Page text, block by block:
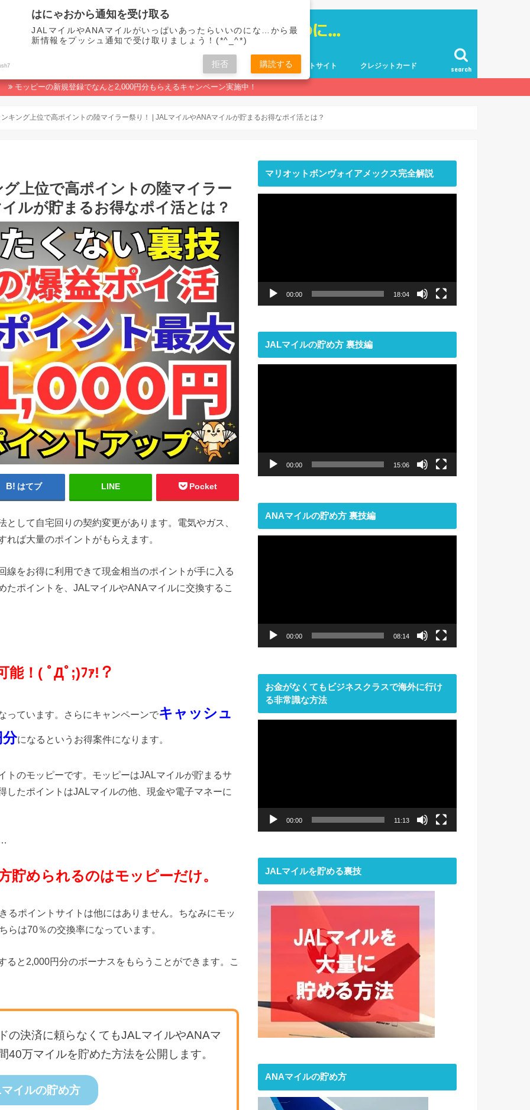
search
の貯め方 人生なんてマイルで変わる！ ポイントサイト クレジットカード
モッピーの新規登録でなんと2,000円分もらえるキャンペーン実施中！
ンキング上位で高ポイントの陸マイラー祭り！ | JALマイルやANAマイルが貯まるお得なポイ活とは？
グ上位で高ポイントの陸マイラー
ルが貯まるお得なポイ活とは？
はてブ LINE Pocket
して自宅回りの契約変更があります。電気やガス、
ば大量のポイントがもらえます。
線をお得に利用できて現金相当のポイントが手に入る
たポイントを、JALマイルやANAマイルに交換するこ
能！ ( ﾟДﾟ;)ﾌｧ!？
っています。さらにキャンペーンでキャッシュ
になるというお得案件になります。
トのモッピーです。モッピーはJALマイルが貯まるサ
したポイントはJALマイルの他、現金や電子マネーに
められるのはモッピーだけ。
るポイントサイトは他にはありません。ちなみにモッ
らは70％の交換率になっています。
と2,000円分のボーナスをもらうことができます。こ
の決済に頼らなくてもJALマイルやANAマ
40万マイルを貯めた方法を公開します。
イルの貯め方
マリオットボンヴォイアメックス完全解説
00:00 18:04
JALマイルの貯め方 裏技編
00:00 15:06
ANAマイルの貯め方 裏技編
00:00 08:14
お金がなくてもビジネスクラスで海外に行け
る非常識な方法
00:00 11:13
JALマイルを貯める裏技
ANAマイルの貯め方
はにゃおから通知を受け取る
JALマイルやANAマイルがいっぱいあったらいいのにな…から最
新情報をプッシュ通知で受け取りましょう！(*^_^*)
拒否 購読する